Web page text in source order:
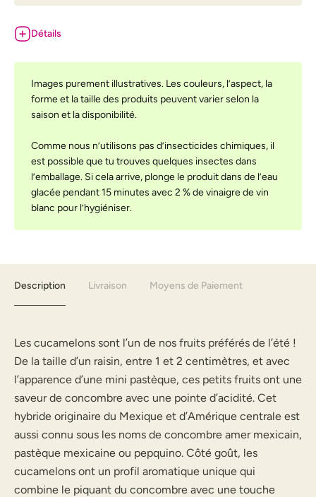
Détails
Images purement illustratives. Les couleurs, l’aspect, la
forme et la taille des produits peuvent varier selon la
saison et la disponibilité.
Comme nous n’utilisons pas d’insecticides chimiques, il
est possible que tu trouves quelques insectes dans
l’emballage. Si cela arrive, plonge le produit dans de l’eau
glacée pendant 15 minutes avec 2 % de vinaigre de vin
blanc pour l’hygiéniser.
Description Livraison Moyens de Paiement
Les cucamelons sont l’un de nos fruits préférés de l’été !
De la taille d’un raisin, entre 1 et 2 centimètres, et avec
l’apparence d’une mini pastèque, ces petits fruits ont une
saveur de concombre avec une pointe d’acidité. Cet
hybride originaire du Mexique et d’Amérique centrale est
aussi connu sous les noms de concombre amer mexicain,
pastèque mexicaine ou pepquino. Côté goût, les
cucamelons ont un profil aromatique unique qui
combine le piquant du concombre avec une touche